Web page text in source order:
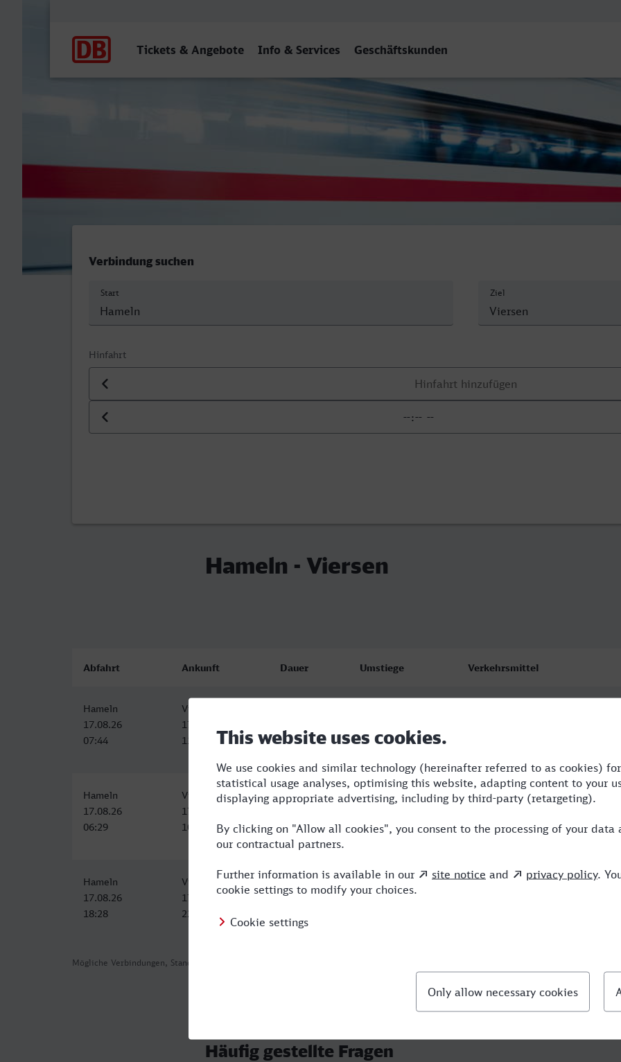
Tickets & Angebote Info & Services Geschäftskunden
Verbindung suchen
Start Ziel
Hinfahrt
Datum der Hinfahrt
Uhrzeit der Hinfahrt
Hameln - Viersen
Mögliche Verbindungen, Stand: 2026-08-03 07:10
Abfahrt Ankunft Dauer Umstiege Verkehrsmittel
Hameln
17.08.26
07:44
Viersen
17.08.26
11:27
Hameln
17.08.26
06:29
Viersen
17.08.26
10:30
4:01 2 RB,RE,NX
Hameln
17.08.26
18:28
Viersen
17.08.26
22:27
3:59 2 RB,RE,NX
Häufig gestellte Fragen